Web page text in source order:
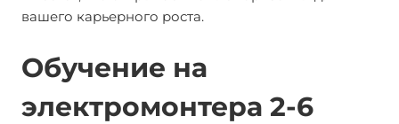
вашего карьерного роста.
Обучение на
электромонтера 2-6